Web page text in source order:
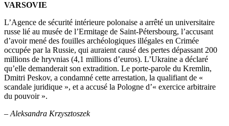
VARSOVIE
L’Agence de sécurité intérieure polonaise a arrêté un universitaire
russe lié au musée de l’Ermitage de Saint-Pétersbourg, l’accusant
d’avoir mené des fouilles archéologiques illégales en Crimée
occupée par la Russie, qui auraient causé des pertes dépassant 200
millions de hryvnias (4,1 millions d’euros). L’Ukraine a déclaré
qu’elle demanderait son extradition. Le porte-parole du Kremlin,
Dmitri Peskov, a condamné cette arrestation, la qualifiant de «
scandale juridique », et a accusé la Pologne d’« exercice arbitraire
du pouvoir ».
– Aleksandra Krzysztoszek